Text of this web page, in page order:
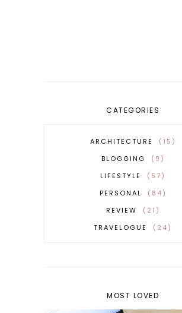
CATEGORIES
ARCHITECTURE
15
BLOGGING
9
LIFESTYLE
57
PERSONAL
84
REVIEW
21
TRAVELOGUE
24
MOST LOVED